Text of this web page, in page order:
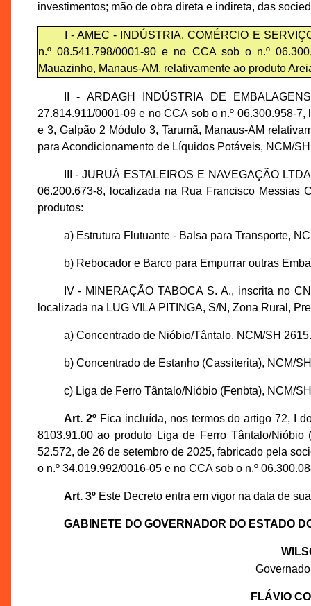
investimentos; mão de obra direta e indireta, das
I - AMEC - INDÚSTRIA, COMÉRCIO E
n.º 08.541.798/0001-90 e no CCA sob o n.º
Mauazinho, Manaus-AM, relativamente ao produto
II - ARDAGH INDÚSTRIA DE
27.814.911/0001-09 e no CCA sob o n.º 06.300.958-
e 3, Galpão 2 Módulo 3, Tarumã, Manaus-AM
para Acondicionamento de Líquidos Potáveis, NCM/
III - JURUÁ ESTALEIROS E NAVEGAÇÃO
06.200.673-8, localizada na Rua Francisco Messias
produtos:
a) Estrutura Flutuante - Balsa para Transporte,
b) Rebocador e Barco para Empurrar outras
IV - MINERAÇÃO TABOCA S. A., inscrita no
localizada na LUG VILA PITINGA, S/N, Zona Rural,
a) Concentrado de Nióbio/Tântalo, NCM/SH
b) Concentrado de Estanho (Cassiterita), NCM/
c) Liga de Ferro Tântalo/Nióbio (Fenbta), NCM/
Art. 2ºFica incluída, nos termos do artigo 72, I
8103.91.00 ao produto Liga de Ferro Tântalo/
52.572, de 26 de setembro de 2025, fabricado pela
o n.º 34.019.992/0016-05 e no CCA sob o n.º
Art. 3ºEste Decreto entra em vigor na data de
GABINETE DO GOVERNADOR DO ESTADO
FLÁVIO